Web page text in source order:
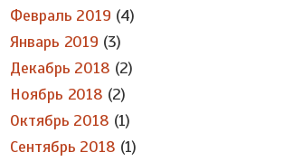
Февраль 2019 (4)
Январь 2019 (3)
Декабрь 2018 (2)
Ноябрь 2018 (2)
Октябрь 2018 (1)
Сентябрь 2018 (1)